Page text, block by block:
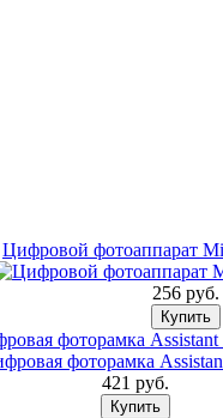
Цифровой фотоаппарат
256 pуб.
фоторамка
421 pуб.